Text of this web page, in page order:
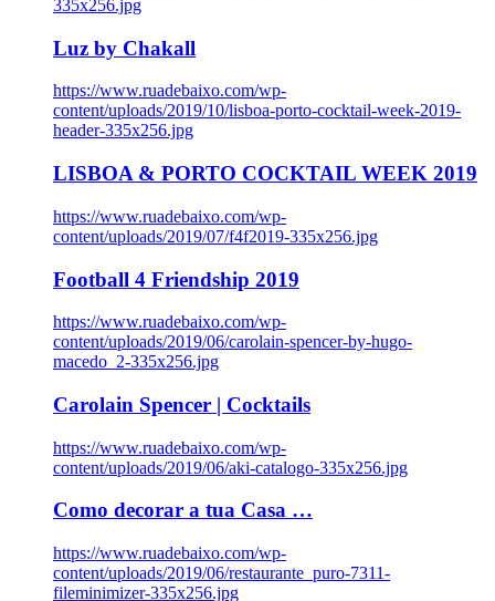
335x256.jpg
Luz by Chakall
https://www.ruadebaixo.com/wp-
content/uploads/2019/10/lisboa-porto-cocktail-week-2019-
header-335x256.jpg
LISBOA & PORTO COCKTAIL WEEK 2019
https://www.ruadebaixo.com/wp-
content/uploads/2019/07/f4f2019-335x256.jpg
Football 4 Friendship 2019
https://www.ruadebaixo.com/wp-
content/uploads/2019/06/carolain-spencer-by-hugo-
macedo_2-335x256.jpg
Carolain Spencer | Cocktails
https://www.ruadebaixo.com/wp-
content/uploads/2019/06/aki-catalogo-335x256.jpg
Como decorar a tua Casa …
https://www.ruadebaixo.com/wp-
content/uploads/2019/06/restaurante_puro-7311-
fileminimizer-335x256.jpg